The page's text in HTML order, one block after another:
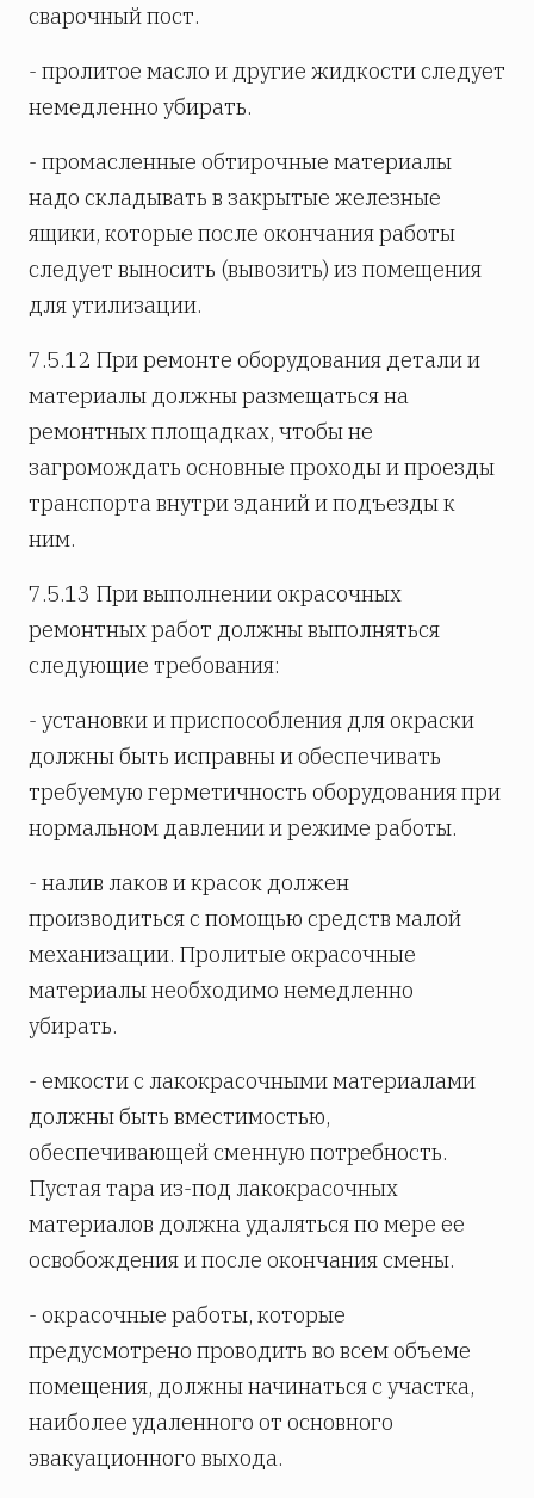
сварочный пост.
- пролитое масло и другие жидкости следует
немедленно убирать.
- промасленные обтирочные материалы
надо складывать в закрытые железные
ящики, которые после окончания работы
следует выносить (вывозить) из помещения
для утилизации.
7.5.12 При ремонте оборудования детали и
материалы должны размещаться на
ремонтных площадках, чтобы не
загромождать основные проходы и проезды
транспорта внутри зданий и подъезды к
ним.
7.5.13 При выполнении окрасочных
ремонтных работ должны выполняться
следующие требования:
- установки и приспособления для окраски
должны быть исправны и обеспечивать
требуемую герметичность оборудования при
нормальном давлении и режиме работы.
- налив лаков и красок должен
производиться с помощью средств малой
механизации. Пролитые окрасочные
материалы необходимо немедленно
убирать.
- емкости с лакокрасочными материалами
должны быть вместимостью,
обеспечивающей сменную потребность.
Пустая тара из-под лакокрасочных
материалов должна удаляться по мере ее
освобождения и после окончания смены.
- окрасочные работы, которые
предусмотрено проводить во всем объеме
помещения, должны начинаться с участка,
наиболее удаленного от основного
эвакуационного выхода.